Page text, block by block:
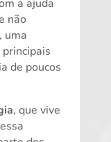
a ajuda
não
uma
de poucos
, que vive